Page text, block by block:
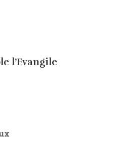
l’Evangile